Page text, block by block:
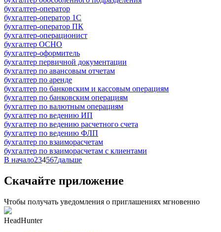
бухгалтер-оператор
бухгалтер-оператор 1С
бухгалтер-оператор ПК
бухгалтер-операционист
бухгалтер ОСНО
бухгалтер-оформитель
бухгалтер первичной документации
бухгалтер по авансовым отчетам
бухгалтер по аренде
бухгалтер по банковским и кассовым операциям
бухгалтер по банковским операциям
бухгалтер по валютным операциям
бухгалтер по ведению ИП
бухгалтер по ведению расчетного счета
бухгалтер по ведению ФЛП
бухгалтер по взаиморасчетам
бухгалтер по взаиморасчетам с клиентами
В начало234567дальше
Скачайте приложение
Чтобы получать уведомления о приглашениях мгновенно
HeadHunter